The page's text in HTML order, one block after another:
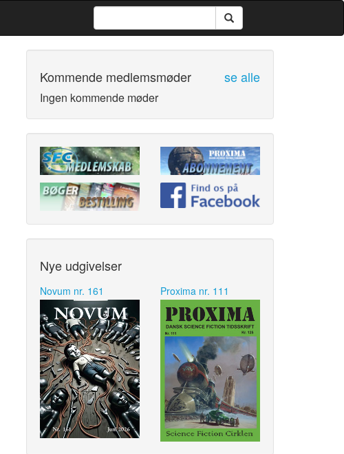
Kommende medlemsmøder se alle
Ingen kommende møder
Nye udgivelser
Novum nr. 161 Proxima nr. 111